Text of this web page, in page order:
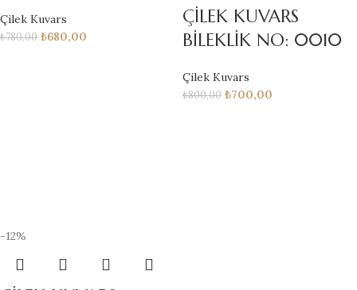
Çilek Kuvars
₺780,00 ₺680,00
ÇİLEK KUVARS
BİLEKLİK NO: 0010
Çilek Kuvars
₺800,00 ₺700,00
-12%